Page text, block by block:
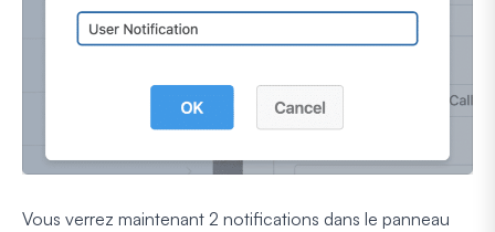
Vous verrez maintenant 2 notifications dans le panneau